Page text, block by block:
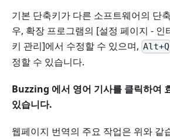
기본 단축키가 다른 소프트웨어의 단
우, 확장 프로그램의 [설정 페이지 - 인
키 관리]에서 수정할 수 있으며, Alt+Q
정할 수 있습니다.
Buzzing 에서 영어 기사를 클릭하여
있습니다.
웹페이지 번역의 주요 작업은 위와 같